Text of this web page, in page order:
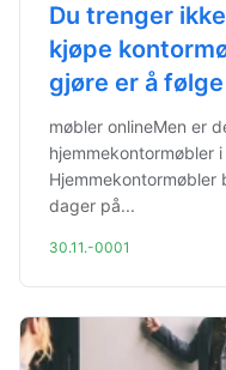
Du trenger
kjøpe
gjøre er å
møbler onlineMen er
hjemmekontormøbler
dager på...
30.11.-0001